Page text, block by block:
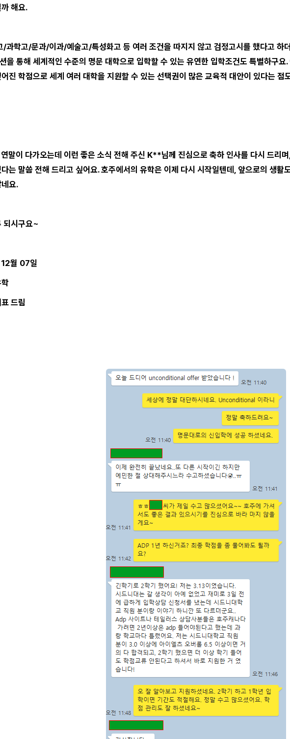
해요.
/과학고/문과/이과/예술고/특성화고 등 여러 조건을 따지지 않고 검정고시를 했다고
을 통해 세계적인 수준의 명문 대학으로 입학할 수 있는 유연한 입학조건도 특별하구
진 학점으로 세계 여러 대학을 지원할 수 있는 선택권이 많은 교육적 대안이 있다는 점
말이 다가오는데 이런 좋은 소식 전해 주신 K**님께 진심으로 축하 인사를 다시 드리
는 말씀 전해 드리고 싶어요. 호주에서의 유학은 이제 다시 시작일텐데, 앞으로의 생활
요.
되시구요~
월 07일
드림